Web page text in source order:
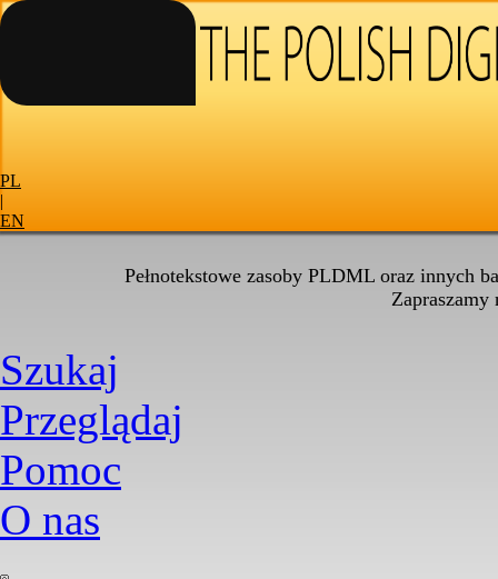
PL
|
EN
Pełnotekstowe zasoby PLDML oraz innych
Zapraszamy
Szukaj
Przeglądaj
Pomoc
O nas